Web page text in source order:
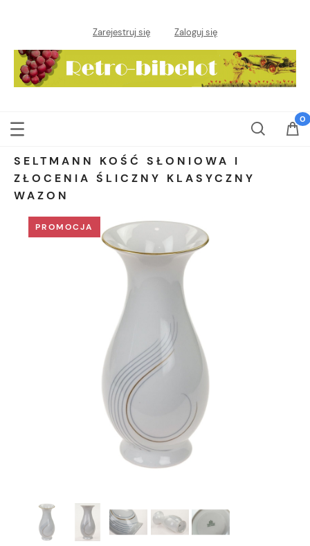
Zarejestruj się Zaloguj się
SELTMANN KOŚĆ SŁONIOWA I
ZŁOCENIA ŚLICZNY KLASYCZNY
WAZON
PROMOCJA